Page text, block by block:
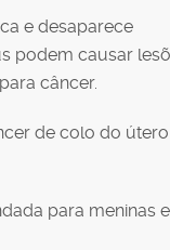
e desaparece
podem causar
câncer.
de colo do
para meninas